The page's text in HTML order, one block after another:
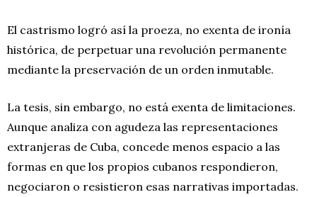
El castrismo logró así la proeza, no exenta de ironía
histórica, de perpetuar una revolución permanente
mediante la preservación de un orden inmutable.
La tesis, sin embargo, no está exenta de limitaciones.
Aunque analiza con agudeza las representaciones
extranjeras de Cuba, concede menos espacio a las
formas en que los propios cubanos respondieron,
negociaron o resistieron esas narrativas importadas.